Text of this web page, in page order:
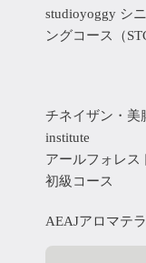
studioyoggy シ
ングコース（
チネイザン・美
institute
アールフォレス
初級コース
AEAJアロマテ